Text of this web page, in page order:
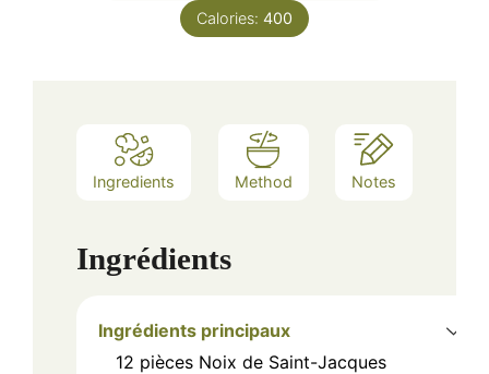
Calories: 400
Ingredients Method Notes
Ingrédients
Ingrédients principaux
12 pièces Noix de Saint-Jacques